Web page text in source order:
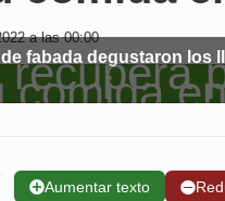
a las 00:00
fabada degustaron los
➕Aumentar texto ➖